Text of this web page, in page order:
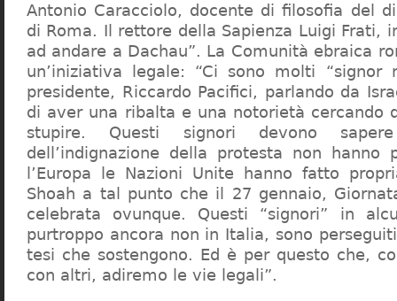
Antonio Caracciolo, docente di filosofia del
di Roma. Il rettore della Sapienza Luigi Frati,
ad andare a Dachau”. La Comunità ebraica
un’iniziativa legale: “Ci sono molti “signor
presidente, Riccardo Pacifici, parlando da
di aver una ribalta e una notorietà cercando
stupire. Questi signori devono
dell’indignazione della protesta non hanno
l’Europa le Nazioni Unite hanno fatto
Shoah a tal punto che il 27 gennaio,
celebrata ovunque. Questi “signori” in
purtroppo ancora non in Italia, sono
tesi che sostengono. Ed è per questo che,
con altri, adiremo le vie legali”.